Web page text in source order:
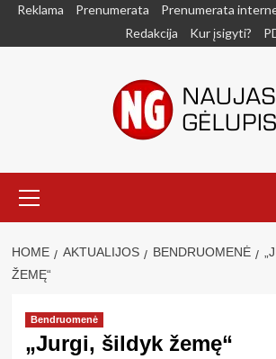
SkipReklama Prenumerata Prenumerata
Redakcija
Kur įsigyti?
Menu
HOME AKTUALIJOS BENDRUOMENĖ
ŽEMĘ“
Bendruomenė
„Jurgi, šildyk žemę“